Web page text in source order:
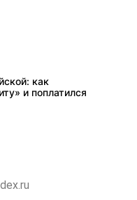
как
и поплатился